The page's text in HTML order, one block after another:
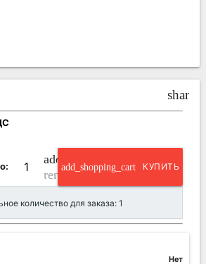
share
add_circle_outline
remove_circle_outline
add_shopping_cart КУПИТЬ
количество для заказа: 1
Нет